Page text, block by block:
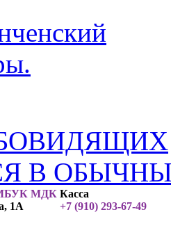
В
МДК
1А
Касса
+7 (910) 293-67-49